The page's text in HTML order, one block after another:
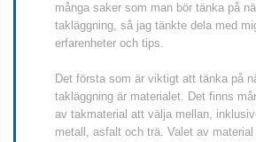
många saker som man bör tänka på
takläggning, så jag tänkte dela med
erfarenheter och tips.
Det första som är viktigt att tänka på
takläggning är materialet. Det finns
av takmaterial att välja mellan,
metall, asfalt och trä. Valet av material